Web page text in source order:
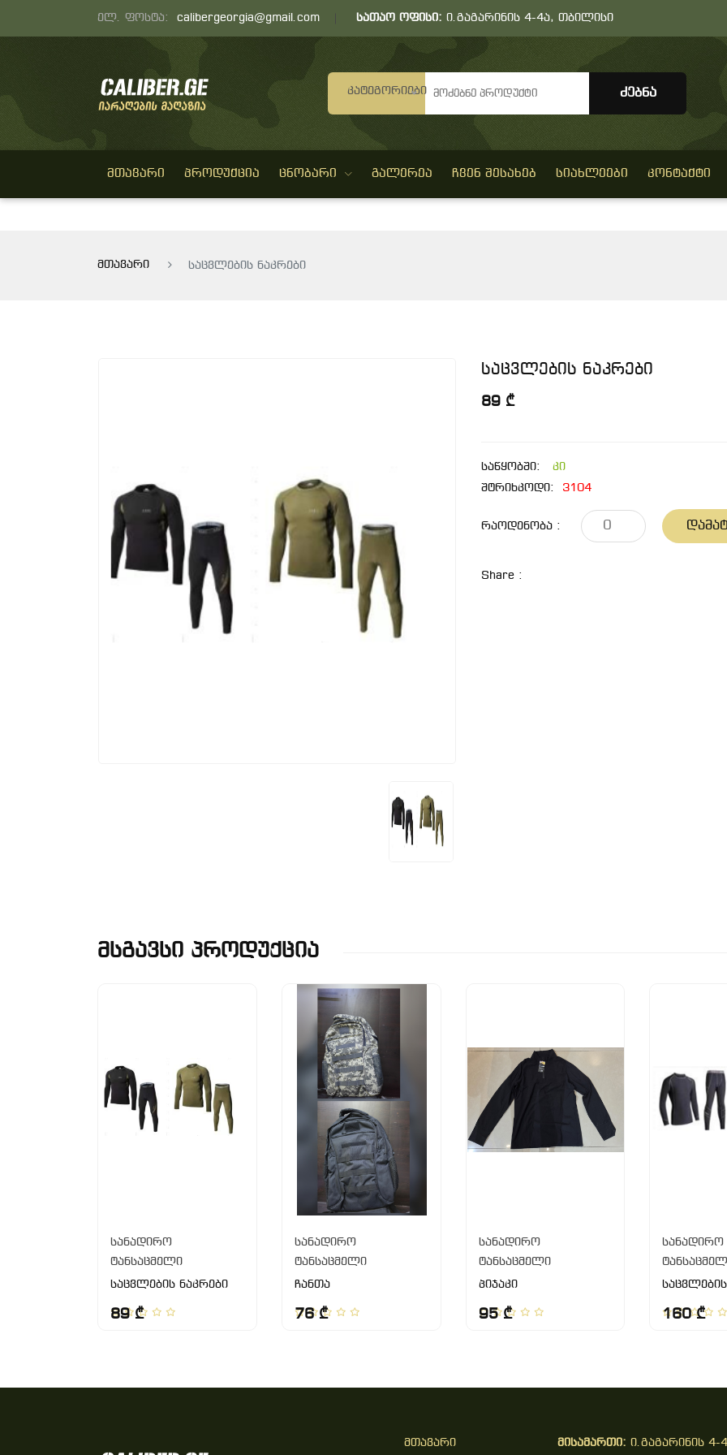
ელ. ფოსტა: calibergeorgia@gmail.com სათაო ოფისი: ი.გაგარინის 4-4ა, თბილისი
Კატეგორიები
ᲛᲗᲐᲕᲐᲠᲘ ᲞᲠᲝᲓᲣᲥᲪᲘᲐ ᲪᲜᲝᲑᲐᲠᲘ ᲒᲐᲚᲔᲠᲔᲐ ᲩᲕᲔᲜ ᲨᲔᲡᲐᲮᲔᲑ ᲡᲘᲐᲮᲚᲔᲔᲑᲘ ᲙᲝᲜᲢᲐᲥᲢᲘ
მთავარი საცვლების ნაკრები
საცვლების ნაკრები
89 ₾
საწყობში:
კი
შტრიხკოდი:
3104
Რაოდენობა :
Share :
Მსგავსი Პროდუქცია
სანადირო
ტანსაცმელი
საცვლების ნაკრები
89 ₾
სანადირო
ტანსაცმელი
ჩანთა
76 ₾
სანადირო
ტანსაცმელი
პიჯაკი
95 ₾
სანადირო
160 ₾
Მთავარი მისამართი: ი.გაგარინის 4-